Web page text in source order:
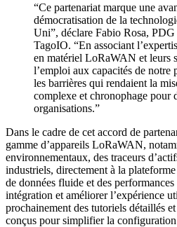
“Ce partenariat marque une
démocratisation de la
Uni”, déclare Fabio Rosa,
TagoIO. “En associant
en matériel LoRaWAN et leurs
l’emploi aux capacités de notre
les barrières qui rendaient la
complexe et chronophage pour
organisations.”
Dans le cadre de cet accord de
gamme d’appareils LoRaWAN,
environnementaux, des traceurs
industriels, directement à la
de données fluide et des
intégration et améliorer l’expérience
prochainement des tutoriels détaillés
conçus pour simplifier la